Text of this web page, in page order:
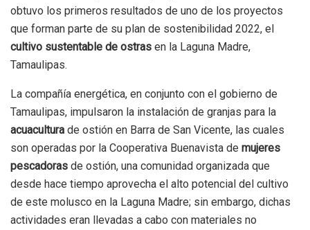
obtuvo los primeros resultados de uno de los proyectos
que forman parte de su plan de sostenibilidad 2022, el
cultivo sustentable de ostras en la Laguna Madre,
Tamaulipas.
La compañía energética, en conjunto con el gobierno de
Tamaulipas, impulsaron la instalación de granjas para la
acuacultura de ostión en Barra de San Vicente, las cuales
son operadas por la Cooperativa Buenavista de mujeres
pescadoras de ostión, una comunidad organizada que
desde hace tiempo aprovecha el alto potencial del cultivo
de este molusco en la Laguna Madre; sin embargo, dichas
actividades eran llevadas a cabo con materiales no